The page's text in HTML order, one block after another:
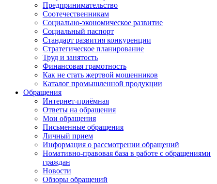
Предпринимательство
Соотечественникам
Социально-экономическое развитие
Социальный паспорт
Стандарт развития конкуренции
Стратегическое планирование
Труд и занятость
Финансовая грамотность
Как не стать жертвой мошенников
Каталог промышленной продукции
Обращения
Интернет-приёмная
Ответы на обращения
Мои обращения
Письменные обращения
Личный прием
Информация о рассмотрении обращений
Номативно-правовая база в работе с обращениями
граждан
Новости
Обзоры обращений